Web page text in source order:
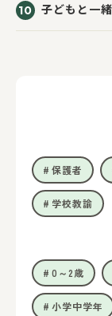
子どもと一
保護者
学校教諭
0～2歳
小学中学年